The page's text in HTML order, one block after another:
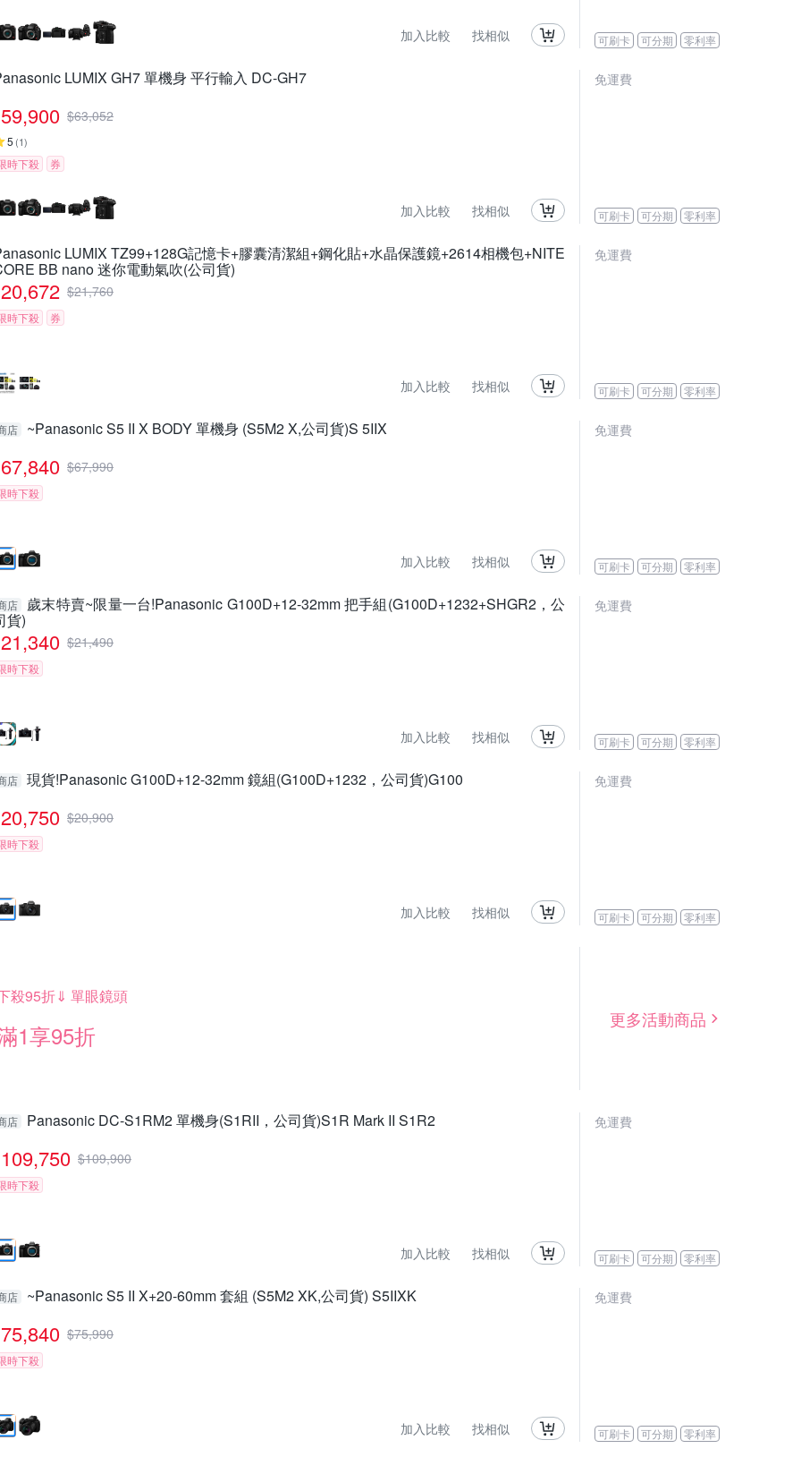
加入比較 找相似 可刷卡 可分期 零利率
LUMIX GH7 單機身 平行輸入 DC-GH7
59,900 $63,052
5 (1)
時下殺 券
加入比較 找相似
免運費
可刷卡 可分期 零利率
LUMIX TZ99+128G記憶卡+膠囊清潔組+鋼化貼+水晶保護鏡+2614相機包+NITE
BB nano 迷你電動氣吹(公司貨)
20,672 $21,760
時下殺 券
加入比較 找相似
免運費
可刷卡 可分期 零利率
店 ~Panasonic S5 II X BODY 單機身 (S5M2 X,公司貨)S 5IIX
67,840 $67,990
時下殺
加入比較 找相似
免運費
可刷卡 可分期 零利率
店 歲末特賣~限量一台!Panasonic G100D+12-32mm 把手組(G100D+1232+SHGR2，公
貨)
21,340 $21,490
時下殺
加入比較 找相似
免運費
可刷卡 可分期 零利率
店 現貨!Panasonic G100D+12-32mm 鏡組(G100D+1232，公司貨)G100
20,750 $20,900
時下殺
加入比較 找相似
免運費
可刷卡 可分期 零利率
殺95折⇓ 單眼鏡頭
1享95折
更多活動商品
店 Panasonic DC-S1RM2 單機身(S1RII，公司貨)S1R Mark II S1R2
109,750 $109,900
時下殺
加入比較 找相似
免運費
可刷卡 可分期 零利率
店 ~Panasonic S5 II X+20-60mm 套組 (S5M2 XK,公司貨) S5IIXK
75,840 $75,990
時下殺
加入比較 找相似
免運費
可刷卡 可分期 零利率